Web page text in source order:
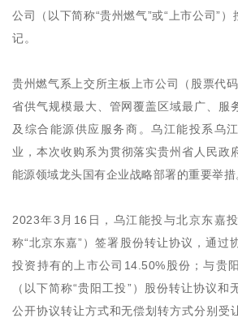
公司（以下简称“贵州燃气”或“上市公司”
记。
贵州燃气系上交所主板上市公司（股票代
省供气规模最大、管网覆盖区域最广、服
及综合能源供应服务商。乌江能投系乌
业，本次收购系为贯彻落实贵州省人民政
能源领域龙头国有企业战略部署的重要举措
2023年3月16日，乌江能投与北京东嘉
称“北京东嘉”）签署股份转让协议，通过
投资持有的上市公司14.50%股份；与贵
（以下简称“贵阳工投”）股份转让协议和
公开协议转让方式和无偿划转方式分别受